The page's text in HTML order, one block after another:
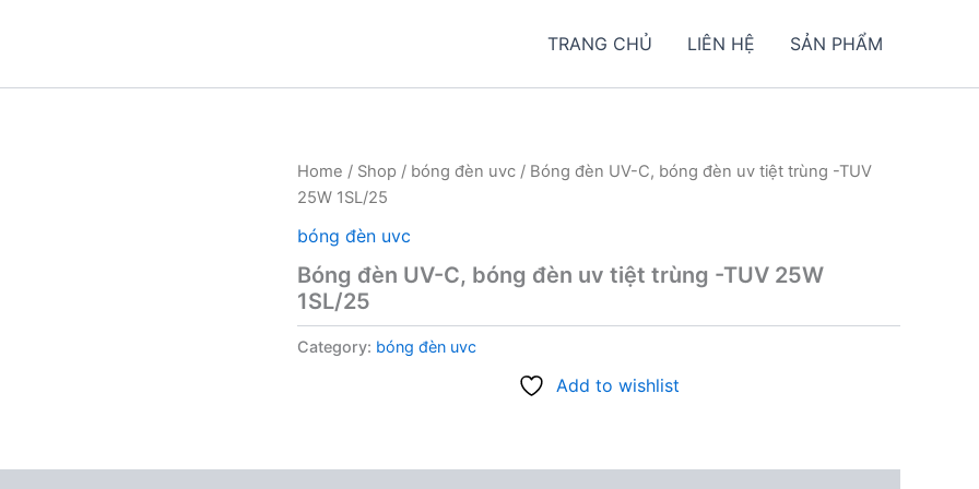
TRANG CHỦ LIÊN HỆ SẢN PHẨM
Home / Shop / bóng đèn uvc / Bóng đèn UV-C, bóng đèn uv tiệt trùng -TUV
25W 1SL/25
bóng đèn uvc
Bóng đèn UV-C, bóng đèn uv tiệt trùng -TUV 25W
1SL/25
Category: bóng đèn uvc
Add to wishlist